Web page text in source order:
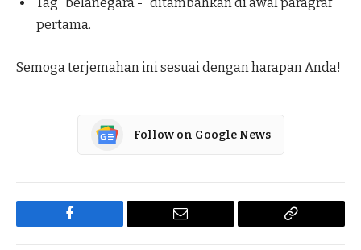
pertama.
Semoga terjemahan ini sesuai dengan harapan Anda!
Follow on Google News
Facebook Email
Copy